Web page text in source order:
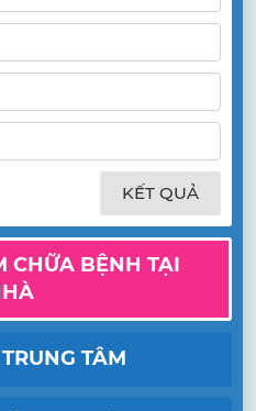
KẾT QUẢ
CHỮA BỆNH TẠI
TÂM